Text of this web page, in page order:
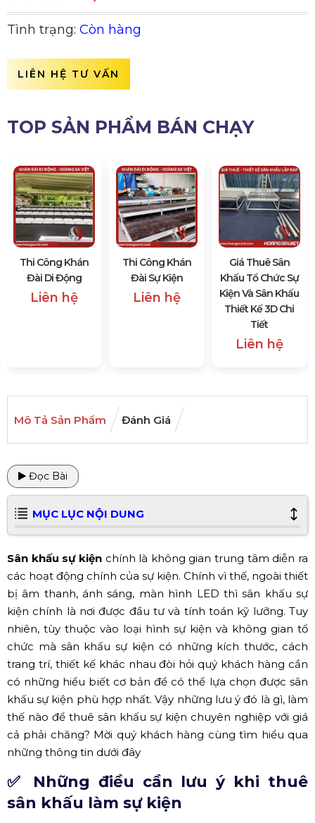
Tình trạng: Còn hàng
LIÊN HỆ TƯ VẤN
TOP SẢN PHẨM BÁN CHẠY
Thi Công Khán
Đài Di Động
Liên hệ
Thi Công Khán
Đài Sự Kiện
Liên hệ
Giá Thuê Sân
Khấu Tổ Chức Sự
Kiện Và Sân Khấu
Thiết Kế 3D Chi
Tiết
Liên hệ
Mô Tả Sản Phẩm Đánh Giá
Đọc Bài
MỤC LỤC NỘI DUNG
Sân khấu sự kiệnchính là không gian trung tâm diễn ra
các hoạt động chính của sự kiện. Chính vì thế, ngoài thiết
bị âm thanh, ánh sáng, màn hình LED thì sân khấu sự
kiện chính là nơi được đầu tư và tính toán kỹ lưỡng. Tuy
nhiên, tùy thuộc vào loại hình sự kiện và không gian tổ
chức mà sân khấu sự kiện có những kích thước, cách
trang trí, thiết kế khác nhau đòi hỏi quý khách hàng cần
có những hiểu biết cơ bản để có thể lựa chọn được sân
khấu sự kiện phù hợp nhất. Vậy những lưu ý đó là gì, làm
thế nào để thuê sân khấu sự kiện chuyên nghiệp với giá
cả phải chăng? Mời quý khách hàng cùng tìm hiểu qua
những thông tin dưới đây
✅ Những điều cần lưu ý khi thuê
sân khấu làm sự kiện